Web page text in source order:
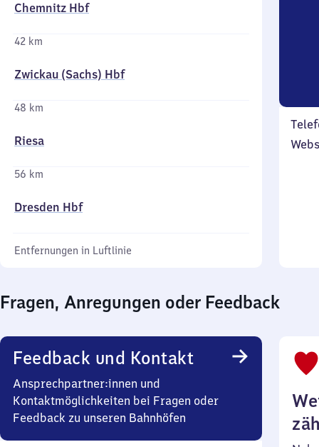
Chemnitz Hbf
42 km
Zwickau (Sachs) Hbf
48 km
Riesa
56 km
Dresden Hbf
Entfernungen in Luftlinie
Fragen, Anregungen oder Feedback
Feedback und Kontakt
Ansprechpartner:innen und
Kontaktmöglichkeiten bei Fragen oder
Feedback zu unseren Bahnhöfen